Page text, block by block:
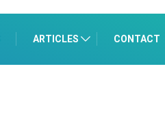
ARTICLES CONTACT